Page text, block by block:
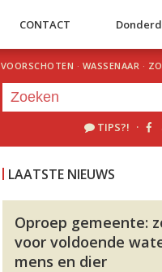
CONTACT
VOORSCHOTEN · WASSENAAR ·
TIPS?! ·
LAATSTE NIEUWS
Oproep gemeente:
voor voldoende
mens en dier